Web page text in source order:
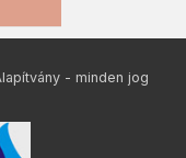
- minden jog